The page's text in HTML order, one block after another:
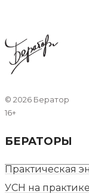
© 2026 Бератор
16+
БЕРАТОРЫ
Практическая
УСН на практике